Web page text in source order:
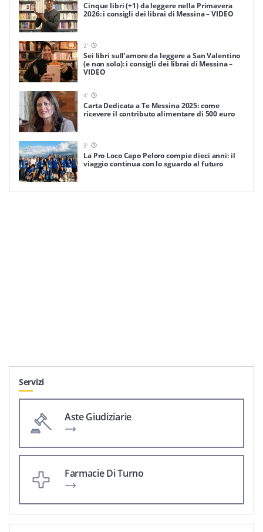
Cinque libri (+1) da leggere nella Primavera
2026: i consigli dei librai di Messina – VIDEO
2'
Sei libri sull’amore da leggere a San Valentino
(e non solo): i consigli dei librai di Messina –
VIDEO
4'
Carta Dedicata a Te Messina 2025: come
ricevere il contributo alimentare di 500 euro
3'
La Pro Loco Capo Peloro compie dieci anni: il
viaggio continua con lo sguardo al futuro
Servizi
Aste Giudiziarie
Farmacie Di Turno